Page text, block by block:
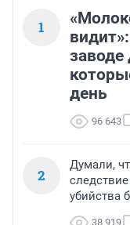
1
день
96 643
2
Думали,
убийства
38 919